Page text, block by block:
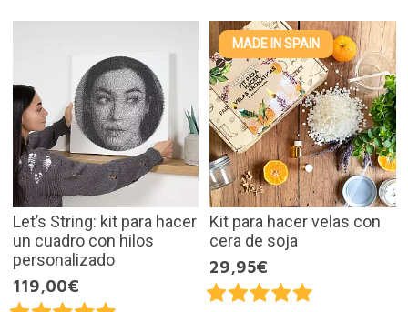
Let’s String: kit para hacer
un cuadro con hilos
personalizado
119,00€
MADE IN SPAIN
Kit para hacer velas con
cera de soja
29,95€